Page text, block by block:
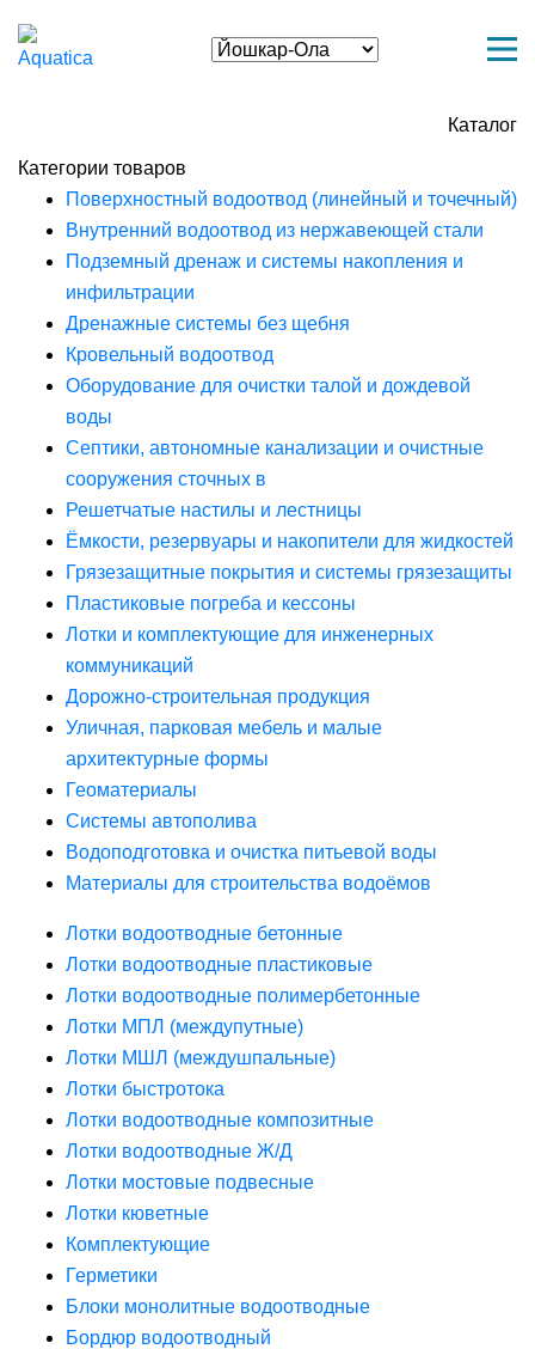
Каталог
Категории товаров
Поверхностный водоотвод (линейный и точечный)
Внутренний водоотвод из нержавеющей стали
Подземный дренаж и системы накопления и
инфильтрации
Дренажные системы без щебня
Кровельный водоотвод
Оборудование для очистки талой и дождевой
воды
Септики, автономные канализации и очистные
сооружения сточных в
Решетчатые настилы и лестницы
Ёмкости, резервуары и накопители для жидкостей
Грязезащитные покрытия и системы грязезащиты
Пластиковые погреба и кессоны
Лотки и комплектующие для инженерных
коммуникаций
Дорожно-строительная продукция
Уличная, парковая мебель и малые
архитектурные формы
Геоматериалы
Системы автополива
Водоподготовка и очистка питьевой воды
Материалы для строительства водоёмов
Лотки водоотводные бетонные
Лотки водоотводные пластиковые
Лотки водоотводные полимербетонные
Лотки МПЛ (междупутные)
Лотки МШЛ (междушпальные)
Лотки быстротока
Лотки водоотводные композитные
Лотки водоотводные Ж/Д
Лотки мостовые подвесные
Лотки кюветные
Комплектующие
Герметики
Блоки монолитные водоотводные
Бордюр водоотводный